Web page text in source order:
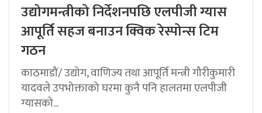
उद्योगमन्त्रीको निर्देशनपछि एलपीजी ग्यास
आपूर्ति सहज बनाउन क्विक रेस्पोन्स टिम
गठन
काठमाडौं/ उद्योग, वाणिज्य तथा आपूर्ति मन्त्री गौरीकुमारी
यादवले उपभोक्ताको घरमा कुनै पनि हालतमा एलपीजी
ग्यासको...